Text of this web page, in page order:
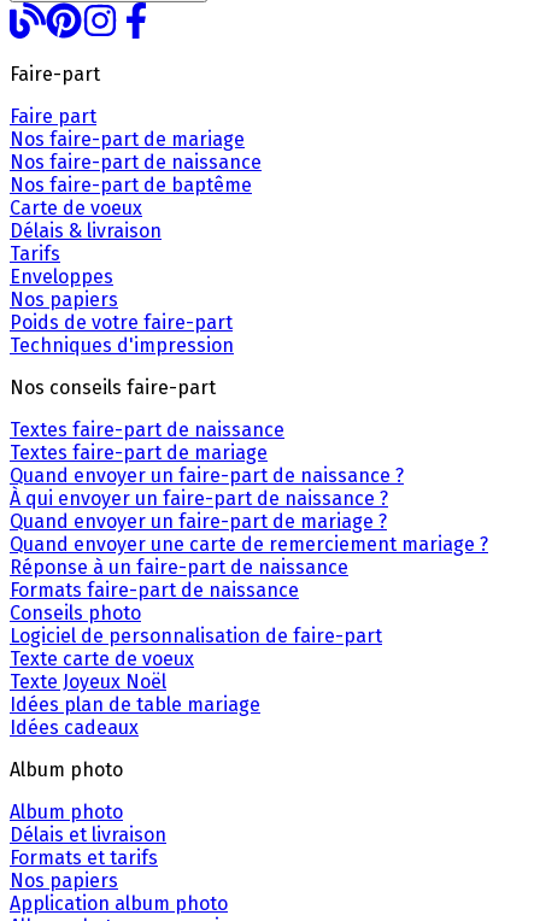
Faire-part
Faire part
Nos faire-part de mariage
Nos faire-part de naissance
Nos faire-part de baptême
Carte de voeux
Délais & livraison
Tarifs
Enveloppes
Nos papiers
Poids de votre faire-part
Techniques d'impression
Nos conseils faire-part
Textes faire-part de naissance
Textes faire-part de mariage
Quand envoyer un faire-part de naissance ?
À qui envoyer un faire-part de naissance ?
Quand envoyer un faire-part de mariage ?
Quand envoyer une carte de remerciement mariage ?
Réponse à un faire-part de naissance
Formats faire-part de naissance
Conseils photo
Logiciel de personnalisation de faire-part
Texte carte de voeux
Texte Joyeux Noël
Idées plan de table mariage
Idées cadeaux
Album photo
Album photo
Délais et livraison
Formats et tarifs
Nos papiers
Application album photo